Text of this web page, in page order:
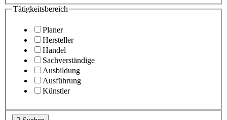
Tätigkeitsbereich
Planer
Hersteller
Handel
Sachverständige
Ausbildung
Ausführung
Künstler